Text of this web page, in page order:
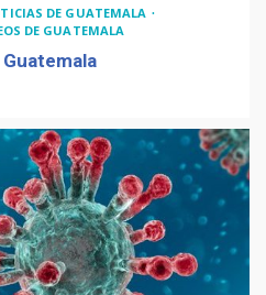
DE GUATEMALA
DE GUATEMALA